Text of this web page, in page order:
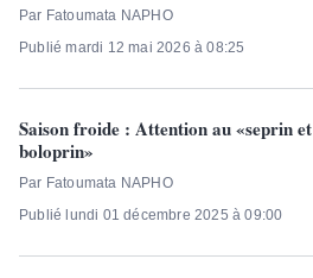
Par Fatoumata NAPHO
Publié mardi 12 mai 2026 à 08:25
Saison froide : Attention au «seprin et
boloprin»
Par Fatoumata NAPHO
Publié lundi 01 décembre 2025 à 09:00